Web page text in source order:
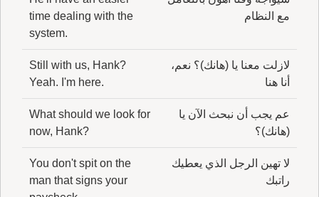
مع النظام
time dealing with the
system.
لازلت معنا يا (هانك)؟ نعم،
أنا هنا
Still with us, Hank?
Yeah. I'm here.
عم يجب أن نبحث الآن يا
(هانك)؟
What should we look for
now, Hank?
لا تهين الرجل الذي يعطيك
راتبك
You don't spit on the
man that signs your